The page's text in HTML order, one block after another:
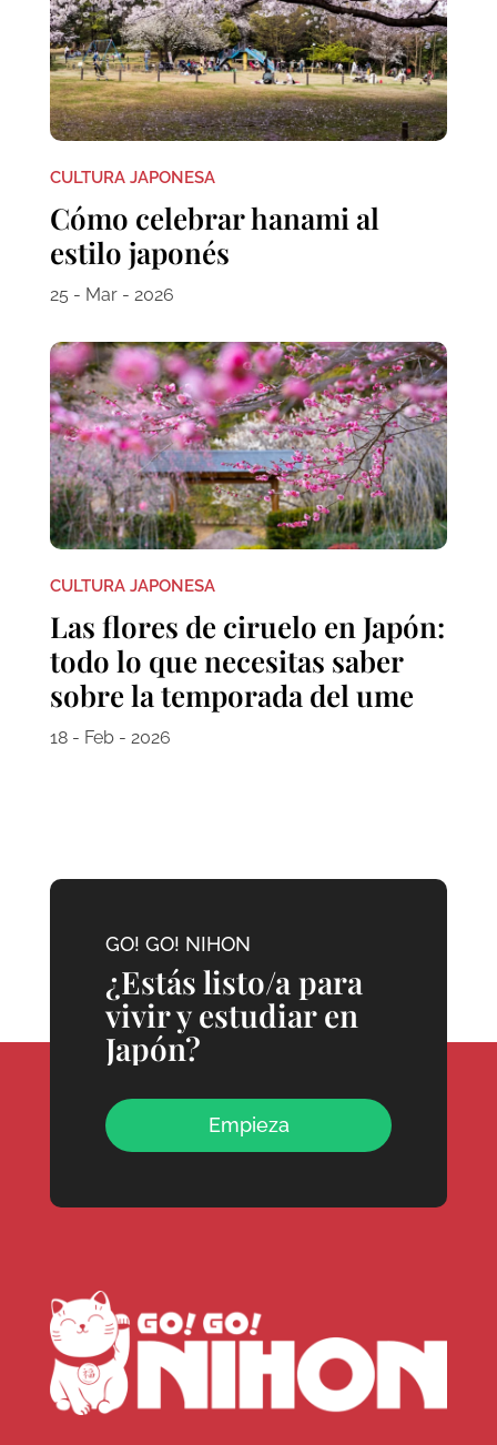
CULTURA JAPONESA
Cómo celebrar hanami al
estilo japonés
25 - Mar - 2026
CULTURA JAPONESA
Las flores de ciruelo en Japón:
todo lo que necesitas saber
sobre la temporada del ume
18 - Feb - 2026
GO! GO! NIHON
¿Estás listo/a para
vivir y estudiar en
Japón?
Empieza